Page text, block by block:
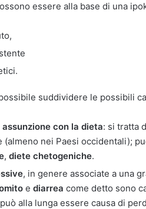
essere alla base di una
suddividere le possibili
con la dieta: si tratta
(almeno nei Paesi occidentali);
, diete chetogeniche.
, in genere associate a una
e diarrea come detto sono
alla lunga essere causa di